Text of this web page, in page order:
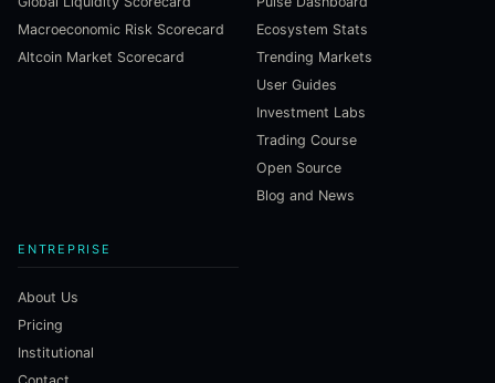
Macroeconomic Risk Scorecard
Altcoin Market Scorecard
Ecosystem Stats
Trending Markets
User Guides
Investment Labs
Trading Course
Open Source
Blog and News
ENTREPRISE
About Us
Pricing
Institutional